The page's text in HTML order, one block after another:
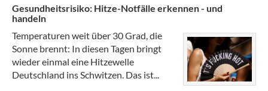
Gesundheitsrisiko: Hitze-Notfälle erkennen - und
handeln
Temperaturen weit über 30 Grad, die
Sonne brennt: In diesen Tagen bringt
wieder einmal eine Hitzewelle
Deutschland ins Schwitzen. Das ist...